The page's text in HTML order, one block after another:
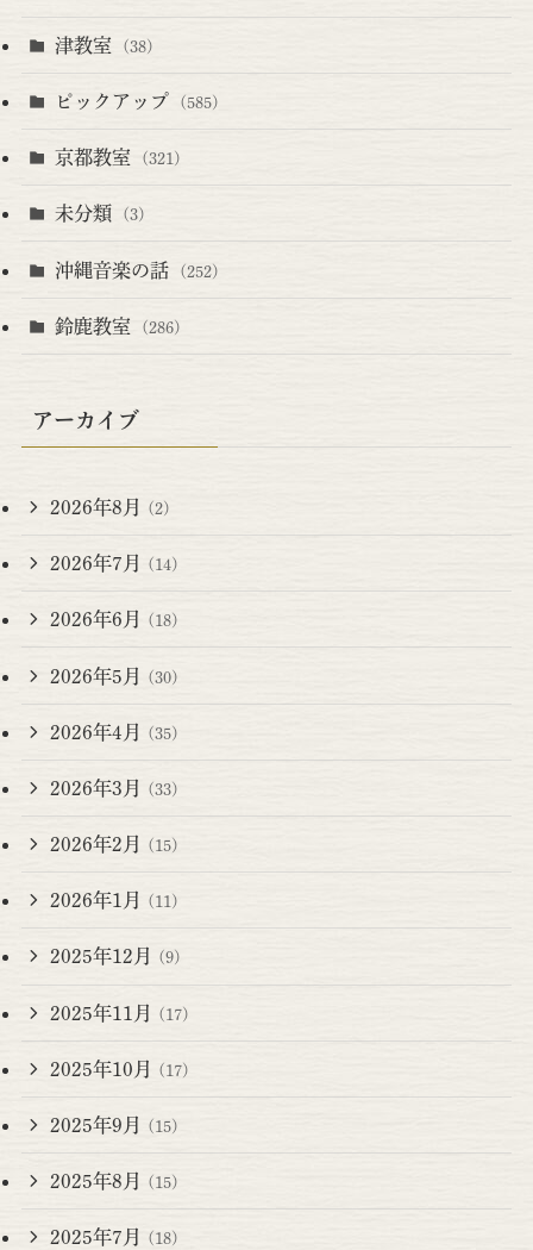
津教室 (38)
ピックアップ (585)
京都教室 (321)
未分類 (3)
沖縄音楽の話 (252)
鈴鹿教室 (286)
アーカイブ
2026年8月 (2)
2026年7月 (14)
2026年6月 (18)
2026年5月 (30)
2026年4月 (35)
2026年3月 (33)
2026年2月 (15)
2026年1月 (11)
2025年12月 (9)
2025年11月 (17)
2025年10月 (17)
2025年9月 (15)
2025年8月 (15)
2025年7月 (18)